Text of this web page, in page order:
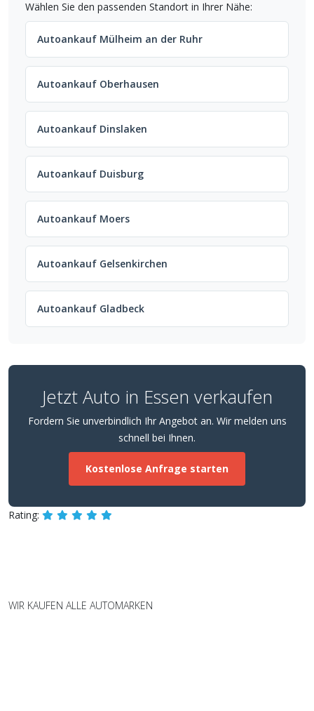
Wählen Sie den passenden Standort in Ihrer Nähe:
Autoankauf Mülheim an der Ruhr
Autoankauf Oberhausen
Autoankauf Dinslaken
Autoankauf Duisburg
Autoankauf Moers
Autoankauf Gelsenkirchen
Autoankauf Gladbeck
Jetzt Auto in Essen verkaufen
Fordern Sie unverbindlich Ihr Angebot an. Wir melden uns
schnell bei Ihnen.
Kostenlose Anfrage starten
Rating:
WIR KAUFEN ALLE AUTOMARKEN